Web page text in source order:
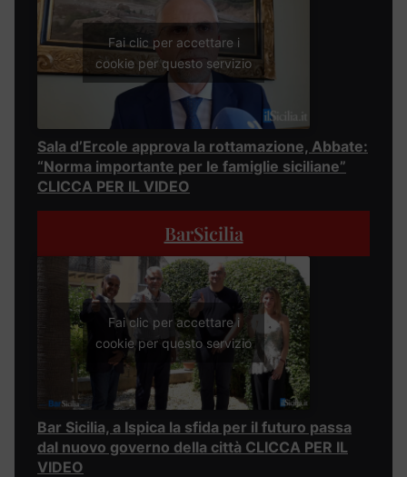
Fai clic per accettare i
cookie per questo servizio
Sala d’Ercole approva la rottamazione, Abbate:
“Norma importante per le famiglie siciliane”
CLICCA PER IL VIDEO
BarSicilia
Fai clic per accettare i
cookie per questo servizio
Bar Sicilia, a Ispica la sfida per il futuro passa
dal nuovo governo della città CLICCA PER IL
VIDEO